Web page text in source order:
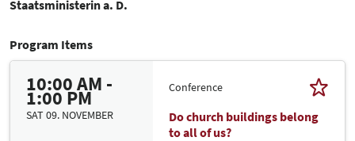
Staatsministerin a. D.
Program Items
10:00 AM -
1:00 PM
SAT 09. NOVEMBER
Conference
Do church buildings belong
to all of us?